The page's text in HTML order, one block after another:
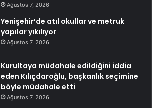
Ağustos 7, 2026
Yenişehir’de atıl okullar ve metruk
yapılar yıkılıyor
Ağustos 7, 2026
Kurultaya müdahale edildiğini iddia
eden Kılıçdaroğlu, başkanlık seçimine
böyle müdahale etti
Ağustos 7, 2026